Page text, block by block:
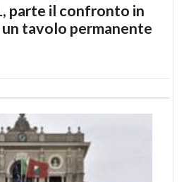
parte il confronto in
tavolo permanente